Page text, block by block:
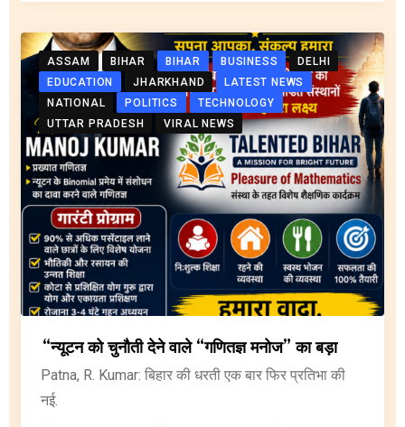
ASSAM BIHAR BIHAR BUSINESS
DELHI
EDUCATION
JHARKHAND
LATEST NEWS
NATIONAL
POLITICS
TECHNOLOGY
UTTAR PRADESH
VIRAL NEWS
“न्यूटन को चुनौती देने वाले “गणितज्ञ मनोज” का बड़ा
Patna, R. Kumar: बिहार की धरती एक बार फिर प्रतिभा की
नई.